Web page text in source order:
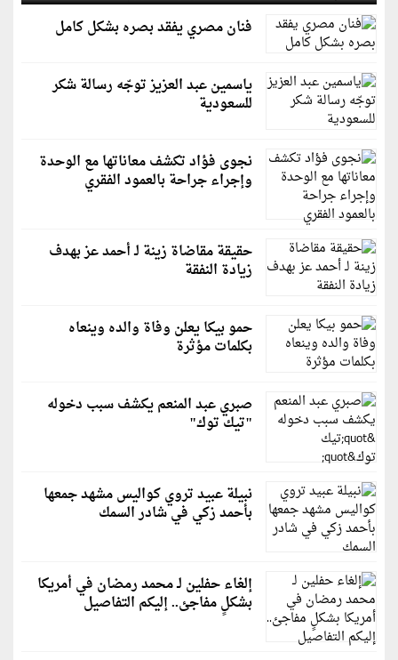
فنان مصري يفقد بصره بشكل كامل
ياسمين عبد العزيز توجّه رسالة شكر
للسعودية
نجوى فؤاد تكشف معاناتها مع الوحدة
وإجراء جراحة بالعمود الفقري
حقيقة مقاضاة زينة لـ أحمد عز بهدف
زيادة النفقة
حمو بيكا يعلن وفاة والده وينعاه
بكلمات مؤثرة
صبري عبد المنعم يكشف سبب دخوله
"تيك توك"
نبيلة عبيد تروي كواليس مشهد جمعها
بأحمد زكي في شادر السمك
إلغاء حفلين لـ محمد رمضان في أمريكا
بشكلٍ مفاجئ.. إليكم التفاصيل